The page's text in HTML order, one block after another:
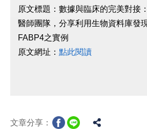
原文標題：數據與臨床的完美對接
醫師團隊，分享利用生物資料庫發
FABP4之實例
原文網址： 點此閱讀
文章分享：